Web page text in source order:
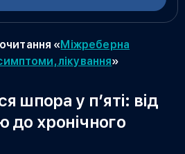
«Міжреберна
лікування»
шпора у п’яті: від
до хронічного